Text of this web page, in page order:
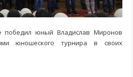
победил юный Владислав Миронов
юношеского турнира в своих